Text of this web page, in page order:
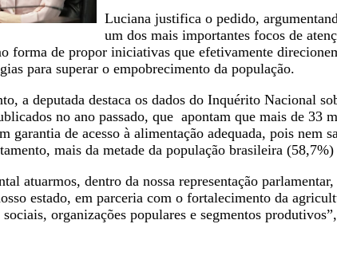
Luciana justifica o pedido,
um dos mais importantes focos de
forma de propor iniciativas que efetivamente
para superar o empobrecimento da população.
a deputada destaca os dados do Inquérito Nacional
no ano passado, que apontam que mais de 33
garantia de acesso à alimentação adequada, pois nem
mais da metade da população brasileira
atuarmos, dentro da nossa representação
estado, em parceria com o fortalecimento da
organizações populares e segmentos produtivos”,